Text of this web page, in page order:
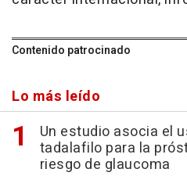
Contenido patrocinado
Lo más leído
Un estudio asocia el
tadalafilo para la
riesgo de glaucoma